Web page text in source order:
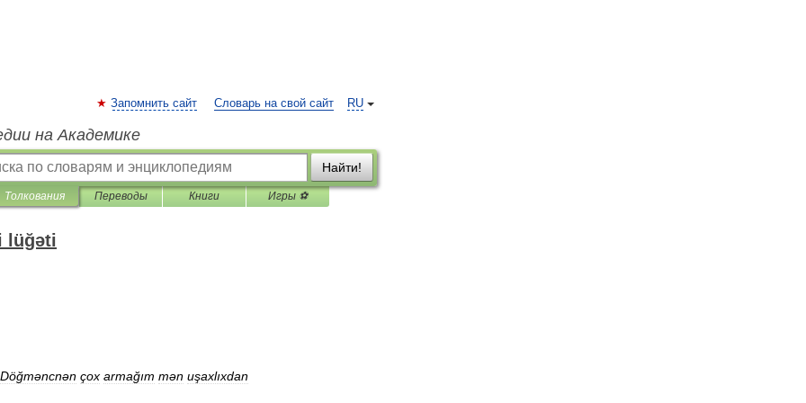
RU
Запомнить сайт Словарь на свой сайт
на Академике
Найти!
Толкования Переводы Книги Игры ⚽
lüğəti
Döğməncnən çox armağım mən uşaxlıxdan